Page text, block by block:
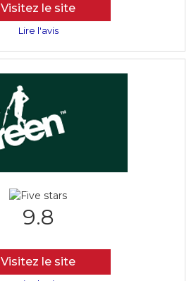
Visitez le site
Lire l'avis
9.8
Visitez le site